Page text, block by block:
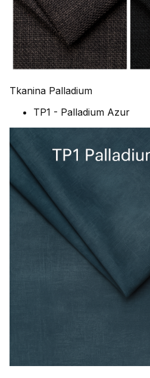
Tkanina Palladium
TP1 - Palladium Azur